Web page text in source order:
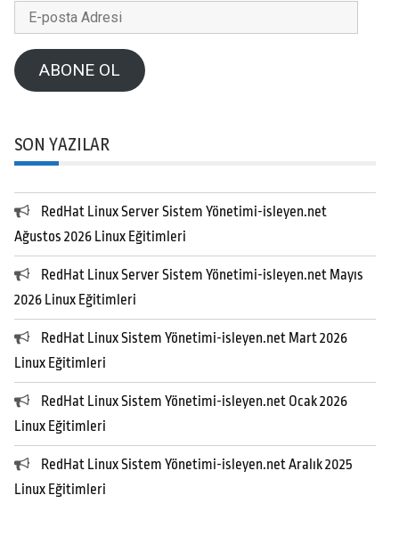
posta
AdresiABONE OL
SON YAZILAR
RedHat Linux Server Sistem Yönetimi-isleyen.net
Ağustos 2026 Linux Eğitimleri
RedHat Linux Server Sistem Yönetimi-isleyen.net Mayıs
2026 Linux Eğitimleri
RedHat Linux Sistem Yönetimi-isleyen.net Mart 2026
Linux Eğitimleri
RedHat Linux Sistem Yönetimi-isleyen.net Ocak 2026
Linux Eğitimleri
RedHat Linux Sistem Yönetimi-isleyen.net Aralık 2025
Linux Eğitimleri